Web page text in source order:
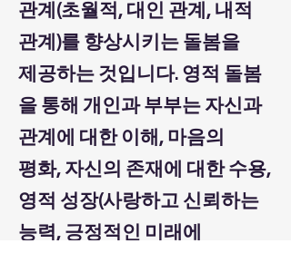
관계(초월적, 대인 관계, 내적
관계)를 향상시키는 돌봄을
제공하는 것입니다. 영적 돌봄
을 통해 개인과 부부는 자신과
관계에 대한 이해, 마음의
평화, 자신의 존재에 대한 수용,
영적 성장(사랑하고 신뢰하는
능력, 긍정적인 미래에